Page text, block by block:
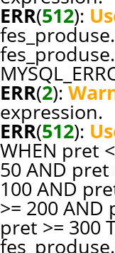
ERR(512):
ERR(2):
expression.
ERR(512):
WHEN pret
50 AND pret
100 AND
>= 200 AND
pret >= 300